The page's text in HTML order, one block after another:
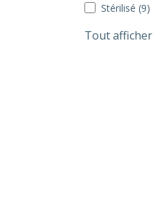
Stérilisé (9)
Tout afficher